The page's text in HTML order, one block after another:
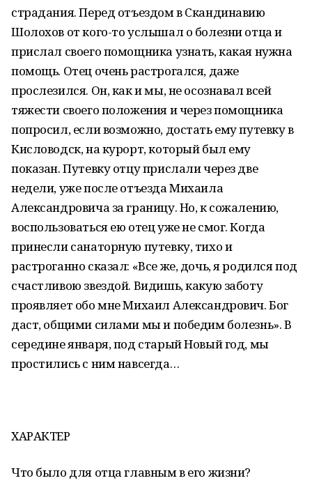
страдания. Перед отъездом в Скандинавию
Шолохов от кого-то услышал о болезни отца и
прислал своего помощника узнать, какая нужна
помощь. Отец очень растрогался, даже
прослезился. Он, как и мы, не осознавал всей
тяжести своего положения и через помощника
попросил, если возможно, достать ему путевку в
Кисловодск, на курорт, который был ему
показан. Путевку отцу прислали через две
недели, уже после отъезда Михаила
Александровича за границу. Но, к сожалению,
воспользоваться ею отец уже не смог. Когда
принесли санаторную путевку, тихо и
растроганно сказал: «Все же, дочь, я родился под
счастливою звездой. Видишь, какую заботу
проявляет обо мне Михаил Александрович. Бог
даст, общими силами мы и победим болезнь». В
середине января, под старый Новый год, мы
простились с ним навсегда…
ХАРАКТЕР
Что было для отца главным в его жизни?